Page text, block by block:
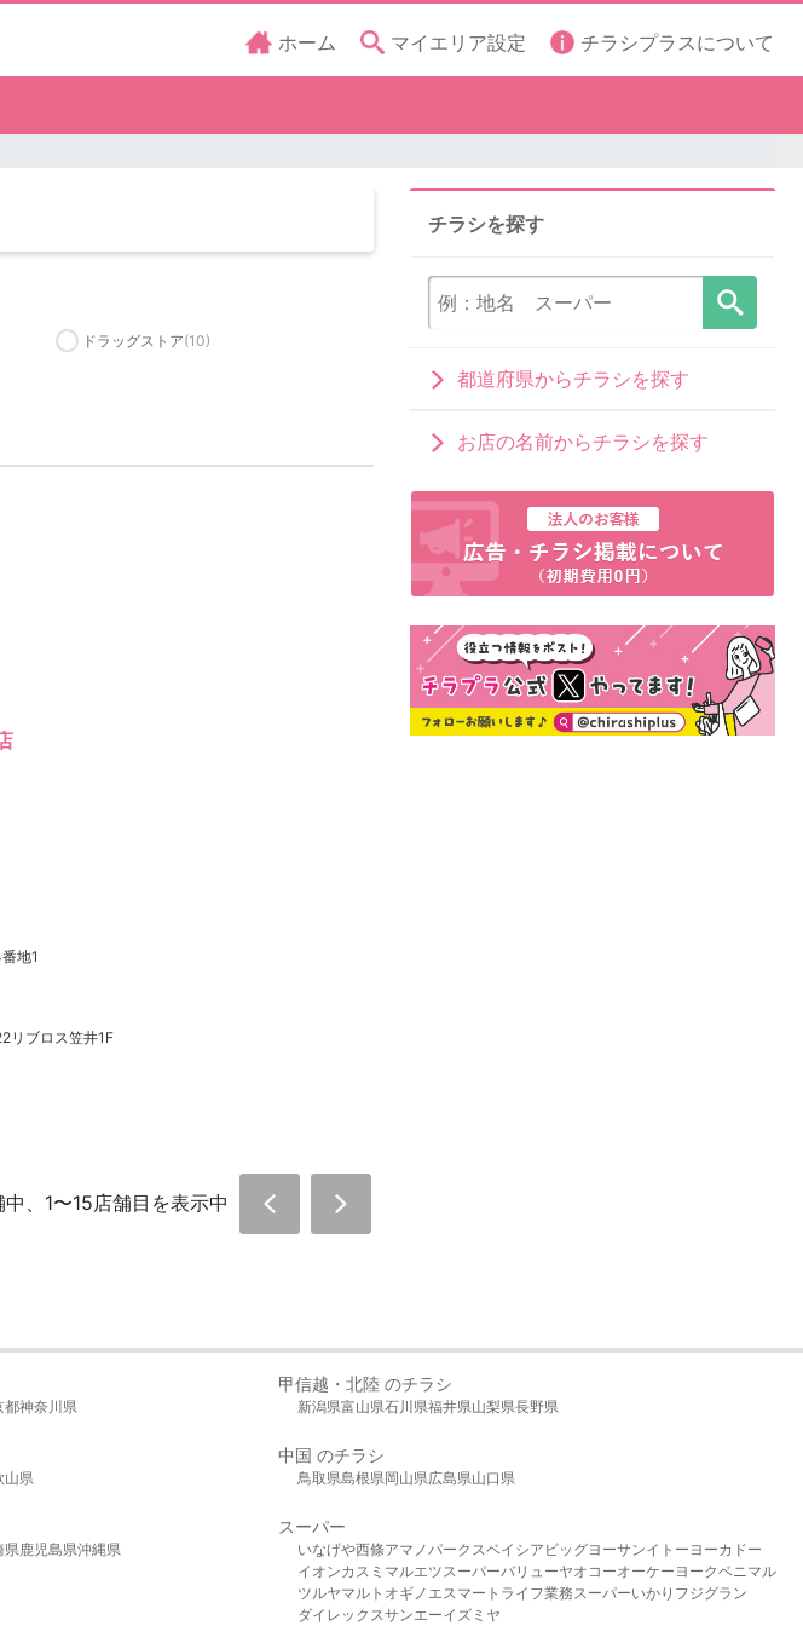
ホーム マイエリア設定 チラシプラスについて
ドラッグストア(10)
地1
リブロス笠井1F
中、1〜15店舗目を表示中
チラシを探す
都道府県からチラシを探す
お店の名前からチラシを探す
都神奈川県
甲信越・北陸 のチラシ
新潟県富山県石川県福井県山梨県長野県
山県
中国 のチラシ
鳥取県島根県岡山県広島県山口県
県鹿児島県沖縄県
スーパー
いなげや西條アマノパークスベイシア ビッグヨーサンイトーヨーカドー
イオンカスミ マルエツスーパーバリューヤオコーオーケー ヨークベニマル
ツルヤマルト オギノ エスマート ライフ業務スーパーいかり フジグラン
ダイレックスサンエーイズミヤ